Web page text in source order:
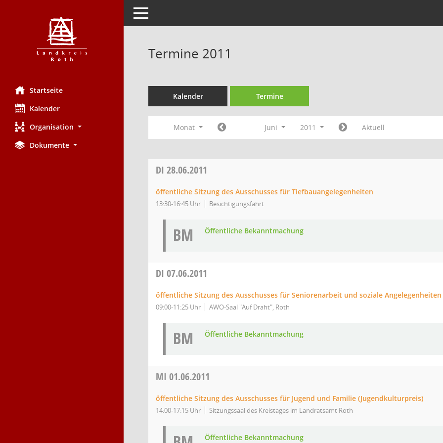
Startseite
Kalender
Organisation
Dokumente
Toggle navigation
Termine 2011
Kalender Termine
Monat Juni 2011 Aktuell
DI 28.06.2011
öffentliche Sitzung des Ausschusses für Tiefbauangelegenheiten
13:30-16:45 Uhr Besichtigungsfahrt
BM Öffentliche Bekanntmachung
DI 07.06.2011
öffentliche Sitzung des Ausschusses für Seniorenarbeit und soziale Angelegenheiten
09:00-11:25 Uhr AWO-Saal "Auf Draht", Roth
BM Öffentliche Bekanntmachung
MI 01.06.2011
öffentliche Sitzung des Ausschusses für Jugend und Familie (Jugendkulturpreis)
14:00-17:15 Uhr Sitzungssaal des Kreistages im Landratsamt Roth
Öffentliche Bekanntmachung